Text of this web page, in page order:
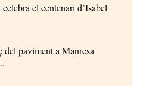
el centenari d’Isabel
del paviment a Manresa